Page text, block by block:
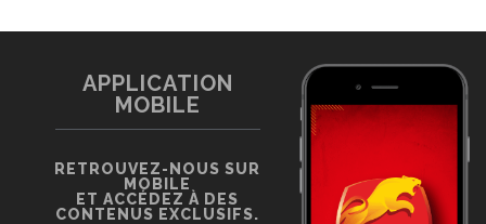
APPLICATION
MOBILE
RETROUVEZ-NOUS SUR
MOBILE
ET ACCÉDEZ À DES
CONTENUS EXCLUSIFS.